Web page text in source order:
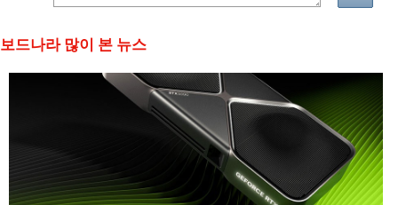
보드나라 많이 본 뉴스